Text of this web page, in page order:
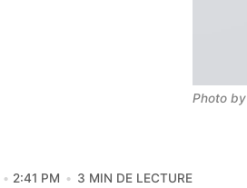
Photo by
2:41 PM 3 MIN DE LECTURE